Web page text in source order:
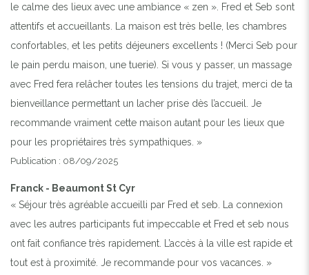
le calme des lieux avec une ambiance « zen ». Fred et Seb sont
attentifs et accueillants. La maison est très belle, les chambres
confortables, et les petits déjeuners excellents ! (Merci Seb pour
le pain perdu maison, une tuerie). Si vous y passer, un massage
avec Fred fera relâcher toutes les tensions du trajet, merci de ta
bienveillance permettant un lacher prise dès l’accueil. Je
recommande vraiment cette maison autant pour les lieux que
pour les propriétaires très sympathiques. »
Publication : 08/09/2025
Franck - Beaumont St Cyr
« Séjour très agréable accueilli par Fred et seb. La connexion
avec les autres participants fut impeccable et Fred et seb nous
ont fait confiance très rapidement. L’accès à la ville est rapide et
tout est à proximité. Je recommande pour vos vacances. »